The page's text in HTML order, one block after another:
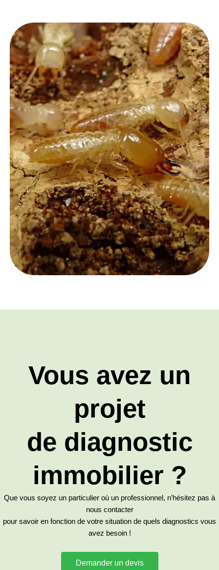
Vous avez un
projet
de diagnostic
immobilier ?
Que vous soyez un particulier où un professionnel, n’hésitez pas à
nous contacter
pour savoir en fonction de votre situation de quels diagnostics vous
avez besoin !
Demander un devis